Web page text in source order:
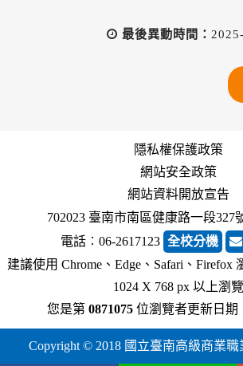
最後異動時間：
隱私權保護政策
網站安全政策
網站資料開放宣告
702023 臺南市南區健康路一段327
電話︰06-2617123 全校分機
建議使用 Chrome、Edge、Safari、Firefox
1024 X 768 px 以上瀏覽
您是第 0871075 位瀏覽者更新日期
Copyright © 2018 國立臺南高級商業